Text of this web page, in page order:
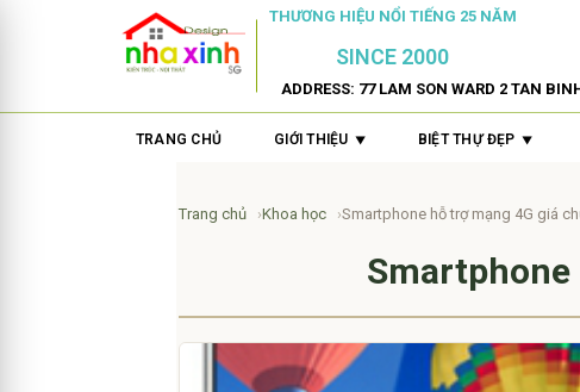
THƯƠNG HIỆU NỔI TIẾNG 25 NĂM
SINCE 2000
ADDRESS: 77 LAM SON WARD 2 TAN
TRANG CHỦ GIỚI THIỆU BIỆT THỰ ĐẸP
Trang chủ Khoa học Smartphone hỗ trợ mạng 4G giá
Smartphone